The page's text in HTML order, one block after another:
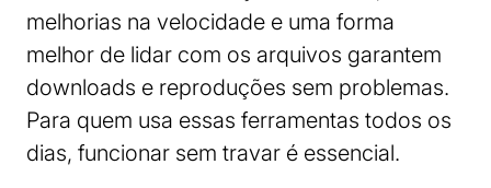
melhorias na velocidade e uma forma
melhor de lidar com os arquivos garantem
downloads e reproduções sem problemas.
Para quem usa essas ferramentas todos os
dias, funcionar sem travar é essencial.